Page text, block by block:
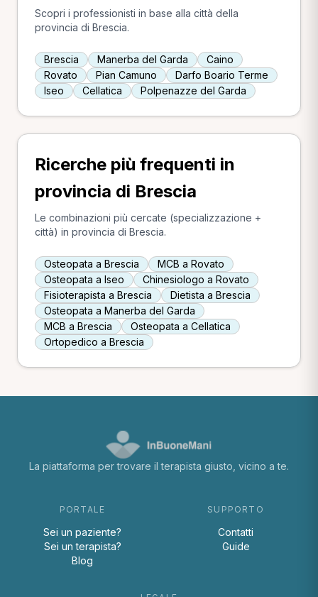
Scopri i professionisti in base alla città della
provincia di Brescia.
Brescia Manerba del Garda
Caino
Rovato
Pian Camuno
Darfo Boario Terme
Iseo
Cellatica Polpenazze del Garda
Ricerche più frequenti in
provincia di Brescia
Le combinazioni più cercate (specializzazione +
città) in provincia di Brescia.
Osteopata a Brescia
MCB a Rovato
Osteopata a Iseo
Chinesiologo a Rovato
Fisioterapista a Brescia
Dietista a Brescia
Osteopata a Manerba del Garda
MCB a Brescia
Osteopata a Cellatica
Ortopedico a Brescia
La piattaforma per trovare il terapista giusto, vicino a te.
PORTALE
Sei un paziente?
Sei un terapista?
Blog
SUPPORTO
Contatti
Guide